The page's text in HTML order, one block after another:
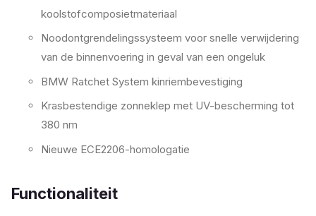
koolstofcomposietmateriaal
Noodontgrendelingssysteem voor snelle verwijdering
van de binnenvoering in geval van een ongeluk
BMW Ratchet System kinriembevestiging
Krasbestendige zonneklep met UV-bescherming tot
380 nm
Nieuwe ECE2206-homologatie
Functionaliteit